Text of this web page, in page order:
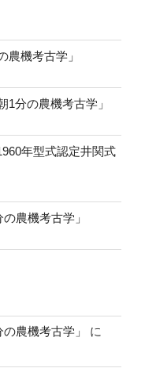
農機考古学」
1分の農機考古学」
年型式認定井関式
農機考古学」
農機考古学」
に